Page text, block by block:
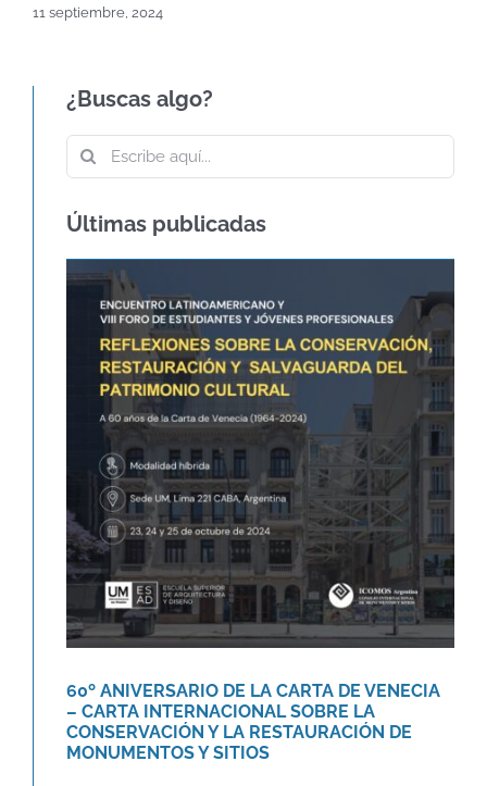
11 septiembre, 2024
¿Buscas algo?
Buscar:
Últimas publicadas
60º ANIVERSARIO DE LA CARTA DE
VENECIA – CARTA
INTERNACIONAL SOBRE LA
CONSERVACIÓN Y LA
RESTAURACIÓN DE
MONUMENTOS Y SITIOS
Agenda Novedades
60º ANIVERSARIO DE LA CARTA DE VENECIA
– CARTA INTERNACIONAL SOBRE LA
CONSERVACIÓN Y LA RESTAURACIÓN DE
MONUMENTOS Y SITIOS